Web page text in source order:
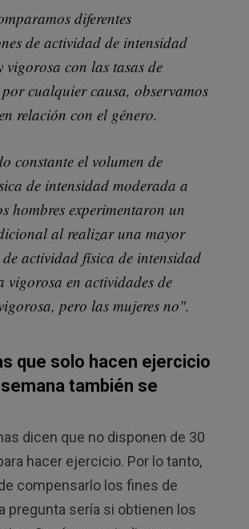
diferentes
de actividad de intensidad
vigorosa con las tasas de
cualquier causa, observamos
relación con el género.
constante el volumen de
de intensidad moderada a
hombres experimentaron un
al realizar una mayor
actividad física de intensidad
vigorosa en actividades de
pero las mujeres no".
que solo hacen ejercicio
también se
dicen que no disponen de 30
hacer ejercicio. Por lo tanto,
compensarlo los fines de
pregunta sería si obtienen los